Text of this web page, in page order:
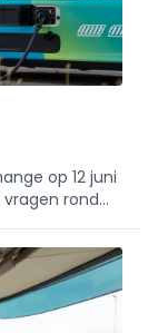
op 12 juni
rond